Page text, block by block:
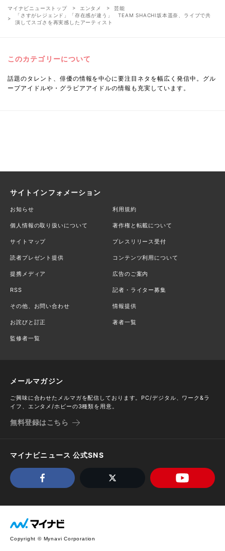
マイナビニューストップ エンタメ
芸能
「さすがレジェンド」「存在感が違う」 TEAM SHACHI坂本遥奈、ライブで共
演してスゴさを再実感したアーティスト
このカテゴリーについて
話題のタレント、俳優の情報を中心に要注目ネタを幅広く発信中。グル
ープアイドルや・グラビアアイドルの情報も充実しています。
サイトインフォメーション
お知らせ 利用規約
個人情報の取り扱いについて 著作権と転載について
サイトマップ プレスリリース受付
読者プレゼント提供 コンテンツ利用について
提携メディア 広告のご案内
RSS 記者・ライター募集
その他、お問い合わせ 情報提供
お詫びと訂正 著者一覧
監修者一覧
メールマガジン
ご興味に合わせたメルマガを配信しております。PC/デジタル、ワーク&ラ
イフ、エンタメ/ホビーの3種類を用意。
無料登録はこちら
マイナビニュース 公式SNS
Copyright © Mynavi Corporation